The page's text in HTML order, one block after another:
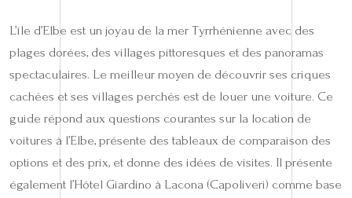
L’île d’Elbe est un joyau de la mer Tyrrhénienne avec des
plages dorées, des villages pittoresques et des panoramas
spectaculaires. Le meilleur moyen de découvrir ses criques
cachées et ses villages perchés est de louer une voiture. Ce
guide répond aux questions courantes sur la location de
voitures à l’Elbe, présente des tableaux de comparaison des
options et des prix, et donne des idées de visites. Il présente
également l’Hôtel Giardino à Lacona (Capoliveri) comme base